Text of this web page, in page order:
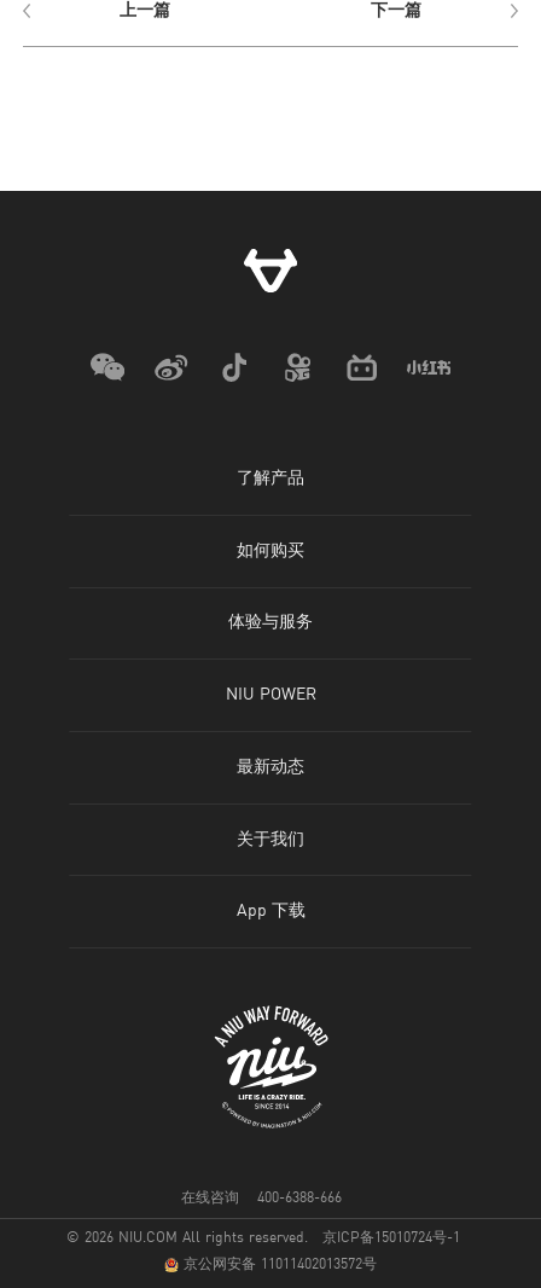
上一篇 下一篇
了解产品
电动自行车
全部车型
车型对比
如何购买
线下门店
体验与服务
查询体验店
NIU POWER
精彩生活
最新动态
新闻动态
关于我们
公司简介
联系我们
人才招聘
合作招募
App 下载
Android
在线咨询 400-6388-666
© 2026 NIU.COM All rights reserved.
京ICP备15010724号-1
京公网安备 11011402013572号